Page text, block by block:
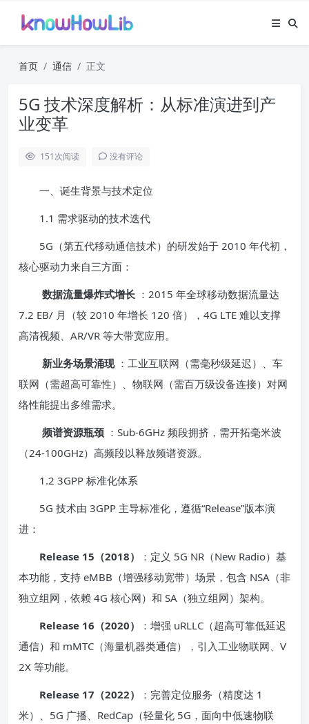
首页 通信 正文
5G 技术深度解析：从标准演进到产
业变革
151次阅读 没有评论
一、诞生背景与技术定位
1.1 需求驱动的技术迭代
5G（第五代移动通信技术）的研发始于 2010 年代初，
核心驱动力来自三方面：
数据流量爆炸式增长 ：2015 年全球移动数据流量达
7.2 EB/ 月（较 2010 年增长 120 倍），4G LTE 难以支撑
高清视频、AR/VR 等大带宽应用。
新业务场景涌现 ：工业互联网（需毫秒级延迟）、车
联网（需超高可靠性）、物联网（需百万级设备连接）对网
络性能提出多维需求。
频谱资源瓶颈 ：Sub-6GHz 频段拥挤，需开拓毫米波
（24-100GHz）高频段以释放频谱资源。
1.2 3GPP 标准化体系
5G 技术由 3GPP 主导标准化，遵循“Release”版本演
进：
Release 15（2018）
：定义 5G NR（New Radio）基
本功能，支持 eMBB（增强移动宽带）场景，包含 NSA（非
独立组网，依赖 4G 核心网）和 SA（独立组网）架构。
Release 16（2020）
：增强 uRLLC（超高可靠低延迟
通信）和 mMTC（海量机器类通信），引入工业物联网、V
2X 等功能。
Release 17（2022）
：完善定位服务（精度达 1
米）、5G 广播、RedCap（轻量化 5G，面向中低速物联